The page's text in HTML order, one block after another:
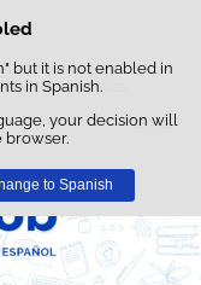
browsing and third-
statistics.
section of ourlegal
but it is not enabled in
in Spanish.
your decision will
browser.
to Spanish